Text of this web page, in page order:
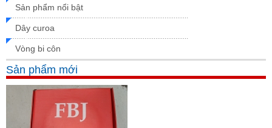
Sản phẩm nổi bật
Dây curoa
Vòng bi côn
Sản phẩm mới